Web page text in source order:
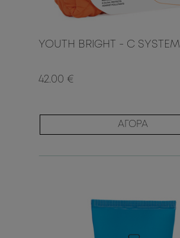
YOUTH BRIGHT - C SYSTEM
42.00 €
ΑΓΟΡΑ